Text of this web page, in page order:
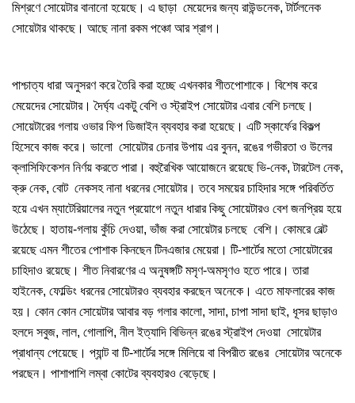
মিশ্রণে সোয়েটার বানানো হয়েছে। এ ছাড়া মেয়েদের জন্য রাউন্ডনেক, টার্টলনেক
সোয়েটার থাকছে। আছে নানা রকম পঞ্চো আর শ্রাগ।
পাশ্চাত্য ধারা অনুসরণ করে তৈরি করা হচ্ছে এখনকার শীতপোশাকে। বিশেষ করে
মেয়েদের সোয়েটার। দৈর্ঘ্য একটু বেশি ও স্ট্রাইপ সোয়েটার এবার বেশি চলছে।
সোয়েটারের গলায় ওভার ফিপ ডিজাইন ব্যবহার করা হয়েছে। এটি স্কার্ফের বিকল্প
হিসেবে কাজ করে। ভালো সোয়েটার চেনার উপায় এর বুনন, রঙের গভীরতা ও উলের
ক্লাসিফিকেশন নির্ণয় করতে পারা। বহুরৈখিক আয়োজনে রয়েছে ভি-নেক, টারটেল নেক,
ক্রু নেক, বোট নেকসহ নানা ধরনের সোয়েটার। তবে সময়ের চাহিদার সঙ্গে পরিবর্তিত
হয়ে এখন ম্যাটেরিয়ালের নতুন প্রয়োগে নতুন ধারার কিছু সোয়েটারও বেশ জনপ্রিয় হয়ে
উঠেছে। হাতায়-গলায় কুঁচি দেওয়া, ভাঁজ করা সোয়েটার চলছে বেশি। কোমরে বেল্ট
রয়েছে এমন শীতের পোশাক কিনছেন টিনএজার মেয়েরা। টি-শার্টের মতো সোয়েটারের
চাহিদাও রয়েছে। শীত নিবারণের এ অনুষঙ্গটি মসৃণ-অমসৃণও হতে পারে। তারা
হাইনেক, ফোল্ডিং ধরনের সোয়েটারও ব্যবহার করছেন অনেকে। এতে মাফলারের কাজ
হয়। কোন কোন সোয়েটার আবার বড় গলার কালো, সাদা, চাপা সাদা ছাই, ধূসর ছাড়াও
হলদে সবুজ, লাল, গোলাপি, নীল ইত্যাদি বিভিন্ন রঙের স্ট্রাইপ দেওয়া সোয়েটার
প্রাধান্য পেয়েছে। প্যান্ট বা টি-শার্টের সঙ্গে মিলিয়ে বা বিপরীত রঙের সোয়েটার অনেকে
পরছেন। পাশাপাশি লম্বা কোটের ব্যবহারও বেড়েছে।